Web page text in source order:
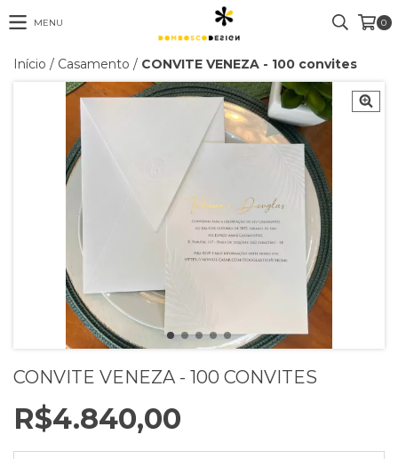
MENU 0
Início / Casamento / CONVITE VENEZA - 100 convites
CONVITE VENEZA - 100 CONVITES
R$4.840,00